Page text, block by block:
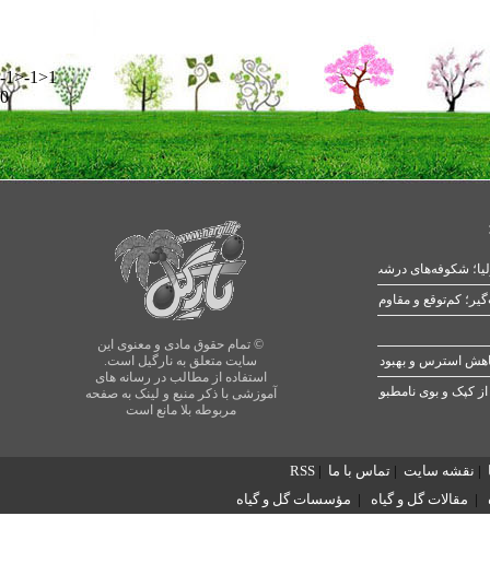
-1>-1>1
0
© تمام حقوق مادی و معنوی این
سایت متعلق به نارگیل است.
استفاده از مطالب در رسانه های
آموزشی با ذکر منبع و لینک به صفحه
مربوطه بلا مانع است
شکوفه‌های درشت در بهار
کپک و بوی نامطبوع
| نقشه سایت | تماس با ما |
RSS
| مقالات گل و گیاه | مؤسسات گل و گیاه